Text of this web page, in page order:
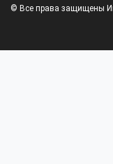
© Все права защищены